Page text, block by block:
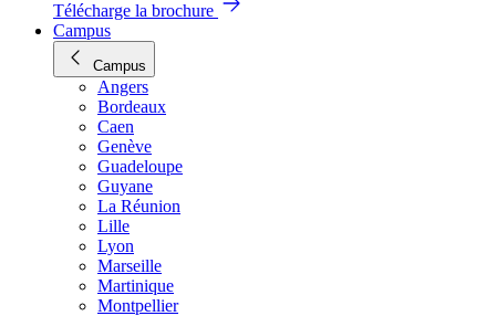
Télécharge la brochure
Campus
Campus
Angers
Bordeaux
Caen
Genève
Guadeloupe
Guyane
La Réunion
Lille
Lyon
Marseille
Martinique
Montpellier